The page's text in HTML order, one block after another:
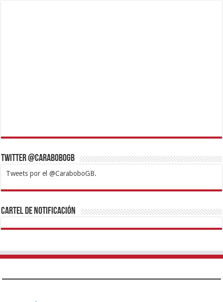
Twitter @CaraboboGB
Tweets por el @CaraboboGB.
1xbetBetturkeyBetistKralbetSupertotobetTipobetMatadorbetMariobet
https://mvbcasino.com/
Cartel de Notificación